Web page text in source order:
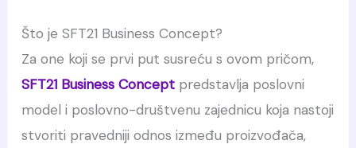
Što je SFT21 Business Concept?
Za one koji se prvi put susreću s ovom pričom,
SFT21 Business Conceptpredstavlja poslovni
model i poslovno-društvenu zajednicu koja nastoji
stvoriti pravedniji odnos između proizvođača,